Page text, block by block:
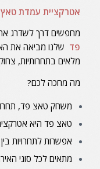
אטרקציית עמדת טאץ
מחפשים דרך לשדרג
פד שלנו מביאה את
מלאים בתחרותיות,
מה מחכה לכם?
משחק טאצ פד,
טאצ פד היא
אפשרות לתחרויות
מתאים לכל סוגי